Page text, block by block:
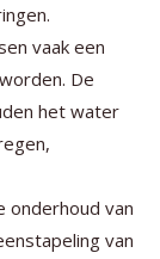
vaak een
De
het water
onderhoud van
van